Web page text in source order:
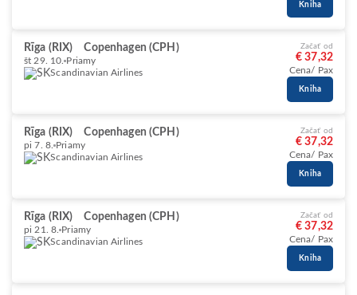
Kniha
Rīga (RIX) Copenhagen (CPH)
št 29. 10. Priamy
Scandinavian Airlines
Začať od
€ 37,32
Cena/ Pax
Kniha
Rīga (RIX) Copenhagen (CPH)
pi 7. 8. Priamy
Scandinavian Airlines
Začať od
€ 37,32
Cena/ Pax
Kniha
Rīga (RIX) Copenhagen (CPH)
pi 21. 8. Priamy
Scandinavian Airlines
Začať od
€ 37,32
Cena/ Pax
Kniha